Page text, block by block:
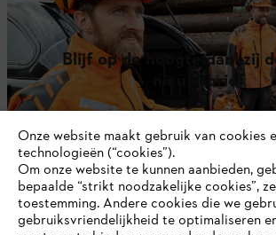
Blijf op de hoogte dankzij
nieuwsbrief
E-mailadres
Inschrijven
Onze website maakt gebruik van cookies
technologieën (“cookies”).
Om onze website te kunnen aanbieden,
bepaalde “strikt noodzakelijke cookies”,
toestemming. Andere cookies die we
gebruiksvriendelijkheid te optimaliseren